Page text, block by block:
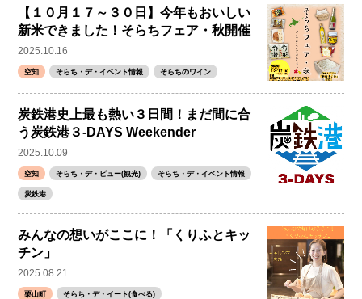
【１０月１７～３０日】今年もおいしい
新米できました！そらちフェア・秋開催
2025.10.16
空知 そらち・デ・イベント情報 そらちのワイン
炭鉄港史上最も熱い３日間！まだ間に合
う炭鉄港３-DAYS Weekender
2025.10.09
空知 そらち・デ・ビュー(観光) そらち・デ・イベント情報
炭鉄港
みんなの想いがここに！「くりふとキッ
チン」
2025.08.21
栗山町 そらち・デ・イート(食べる)